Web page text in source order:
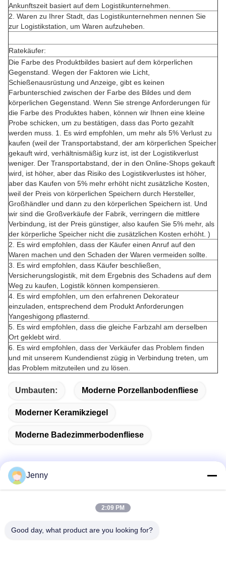
Ankunftszeit basiert auf dem Logistikunternehmen.
2. Waren zu Ihrer Stadt, das Logistikunternehmen nennen Sie
zur Logistikstation, um Waren aufzuheben.
Ratekäufer:
Die Farbe des Produktbildes basiert auf dem körperlichen
Gegenstand. Wegen der Faktoren wie Licht,
Schießenausrüstung und Anzeige, gibt es keinen
Farbunterschied zwischen der Farbe des Bildes und dem
körperlichen Gegenstand. Wenn Sie strenge Anforderungen für
die Farbe des Produktes haben, können wir Ihnen eine kleine
Probe schicken, um zu bestätigen, dass das Porto gezahlt
werden muss. 1. Es wird empfohlen, um mehr als 5% Verlust zu
kaufen (weil der Transportabstand, der am körperlichen Speicher
gekauft wird, verhältnismäßig kurz ist, ist der Logistikverlust
weniger. Der Transportabstand, der in den Online-Shops gekauft
wird, ist höher, aber das Risiko des Logistikverlustes ist höher,
aber das Kaufen von 5% mehr erhöht nicht zusätzliche Kosten,
weil der Preis von körperlichen Speichern durch Hersteller,
Großhändler und dann zu den körperlichen Speichern ist. Und
wir sind die Großverkäufe der Fabrik, verringern die mittlere
Verbindung, ist der Preis günstiger, also kaufen Sie 5% mehr, als
der körperliche Speicher nicht die zusätzlichen Kosten erhöht. )
2. Es wird empfohlen, dass der Käufer einen Anruf auf den
Waren machen und den Schaden der Waren vermeiden sollte.
3. Es wird empfohlen, dass Käufer beschließen,
Versicherungslogistik, mit dem Ergebnis des Schadens auf dem
Weg zu kaufen, Logistik können kompensieren.
4. Es wird empfohlen, um den erfahrenen Dekorateur
einzuladen, entsprechend dem Produkt Anforderungen
Yangeshigong pflasternd.
5. Es wird empfohlen, dass die gleiche Farbzahl am derselben
Ort geklebt wird.
6. Es wird empfohlen, dass der Verkäufer das Problem finden
und mit unserem Kundendienst zügig in Verbindung treten, um
das Problem mitzuteilen und zu lösen.
Umbauten: Moderne Porzellanbodenfliese
Moderner Keramikziegel
Moderne Badezimmerbodenfliese
2 Stock 11, Nordbezirk 4 Block, Hua Yi International Expo
Jenny
2:09 PM
Good day, what product are you looking for?